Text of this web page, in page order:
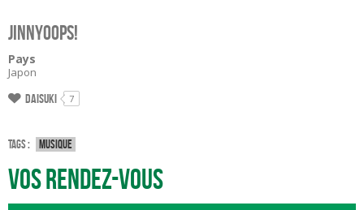
JinnyOops!
Pays
Japon
Daisuki 7
Tags : Musique
Vos rendez-vous